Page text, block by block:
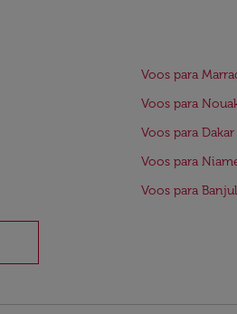
Voos para
Voos para
Voos para Dakar
Voos para
Voos para Banjul